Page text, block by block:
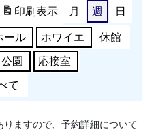
印刷表示 月 週 日
ール ホワイエ 休館
公園 応接室
て
ますので、予約詳細について